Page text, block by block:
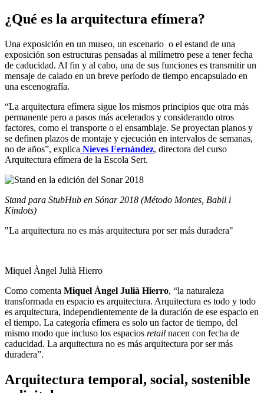
¿Qué es la arquitectura efímera?
Una exposición en un museo, un escenario o el estand de una
exposición son estructuras pensadas al milímetro pese a tener fecha
de caducidad. Al fin y al cabo, una de sus funciones es transmitir un
mensaje de calado en un breve período de tiempo encapsulado en
una escenografía.
“La arquitectura efímera sigue los mismos principios que otra más
permanente pero a pasos más acelerados y considerando otros
factores, como el transporte o el ensamblaje. Se proyectan planos y
se definen plazos de montaje y ejecución en intervalos de semanas,
no de años”, explica Nieves Fernández, directora del curso
Arquitectura efímera de la Escola Sert.
Stand para StubHub en Sónar 2018 (Método Montes, Babil i
Kindots)
"La arquitectura no es más arquitectura por ser más duradera"
Miquel Àngel Julià Hierro
Como comenta Miquel Àngel Julià Hierro, “la naturaleza
transformada en espacio es arquitectura. Arquitectura es todo y todo
es arquitectura, independientemente de la duración de ese espacio en
el tiempo. La categoría efímera es solo un factor de tiempo, del
mismo modo que incluso los espacios retail nacen con fecha de
caducidad. La arquitectura no es más arquitectura por ser más
duradera”.
Arquitectura temporal, social, sostenible